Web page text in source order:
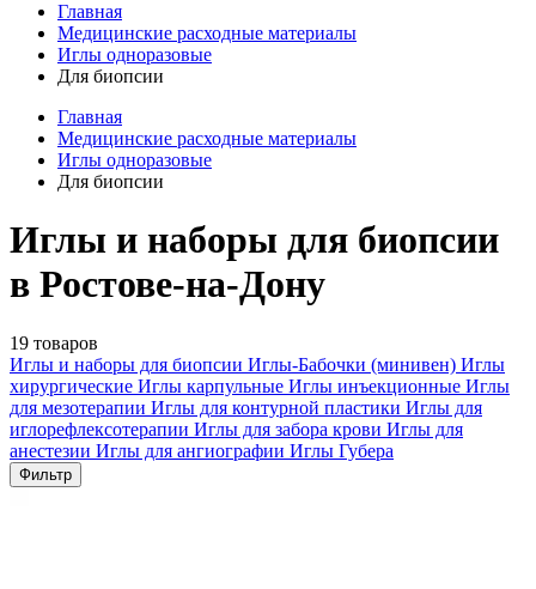
Главная
Медицинские расходные материалы
Иглы одноразовые
Для биопсии
Главная
Медицинские расходные материалы
Иглы одноразовые
Для биопсии
Иглы и наборы для биопсии
в Ростове-на-Дону
19 товаров
Иглы и наборы для биопсии Иглы-Бабочки (минивен) Иглы
хирургические Иглы карпульные Иглы инъекционные Иглы
для мезотерапии Иглы для контурной пластики Иглы для
иглорефлексотерапии Иглы для забора крови Иглы для
анестезии Иглы для ангиографии Иглы Губера
Фильтр